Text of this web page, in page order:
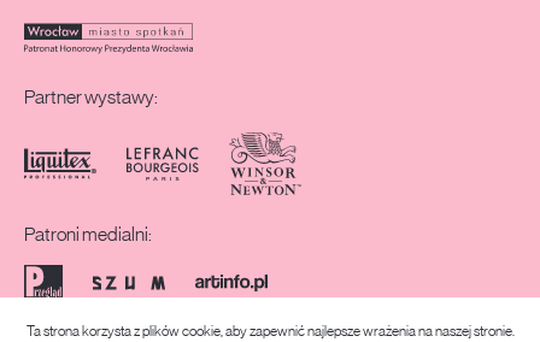
Partner wystawy:
Patroni medialni:
Ta strona korzysta z plików cookie, aby zapewnić najlepsze wrażenia na naszej stronie.